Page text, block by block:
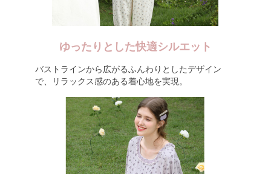
ゆったりとした快適シルエット
バストラインから広がるふんわりとしたデザイン
で、リラックス感のある着心地を実現。